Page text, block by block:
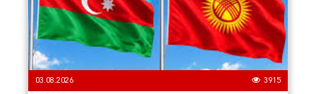
03.08.2026 3915